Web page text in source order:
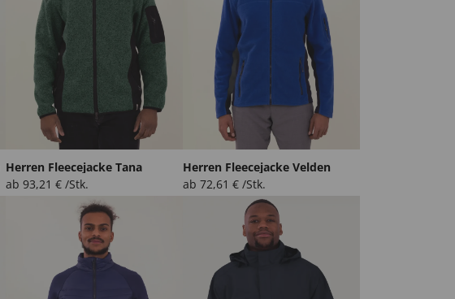
Herren Fleecejacke Tana
ab 93,21 € /Stk.
Herren Fleecejacke Velden
ab 72,61 € /Stk.